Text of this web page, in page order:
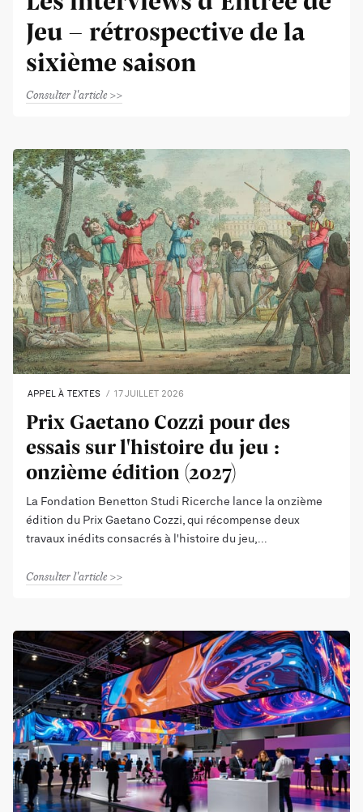
Jeu - rétrospective de la
sixième saison
Consulter l'article
APPEL À TEXTES 17 JUILLET 2026
Prix Gaetano Cozzi pour des
essais sur l'histoire du jeu :
onzième édition (2027)
La Fondation Benetton Studi Ricerche lance la onzième
édition du Prix Gaetano Cozzi, qui récompense deux
travaux inédits consacrés à l'histoire du jeu,
Consulter l'article